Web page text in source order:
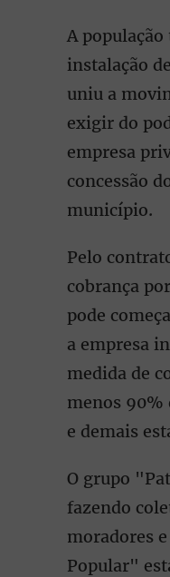
A
instalação
uniu a
exigir do
empresa
concessão
município.
Pelo
cobrança
pode
a empresa
medida de
menos 90%
e demais
O grupo
fazendo
moradores
Popular"